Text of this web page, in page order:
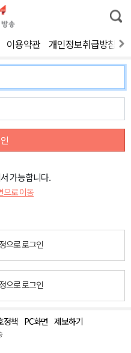
통
합
색
이용약관 개인정보취급방침
가능합니다.
으로 이동
으로 로그인
으로 로그인
정책 PC화면 제보하기